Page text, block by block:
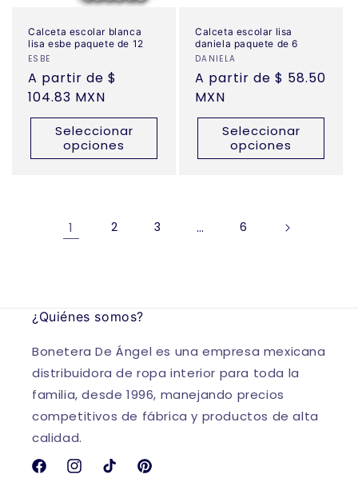
Calceta escolar blanca
lisa esbe paquete de 12
Proveedor:
ESBE
Precio
habitual
A partir de $
104.83 MXN
Seleccionar
opciones
Calceta escolar lisa
daniela paquete de 6
Proveedor:
DANIELA
Precio
habitual
A partir de $ 58.50
MXN
Seleccionar
opciones
1 2 3 … 6
¿Quiénes somos?
Bonetera De Ángel es una empresa mexicana
distribuidora de ropa interior para toda la
familia, desde 1996, manejando precios
competitivos de fábrica y productos de alta
calidad.
FacebookInstagramTikTokPinterest